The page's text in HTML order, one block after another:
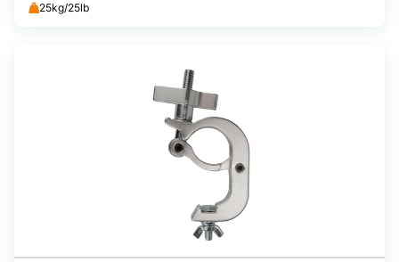
25kg/25lb